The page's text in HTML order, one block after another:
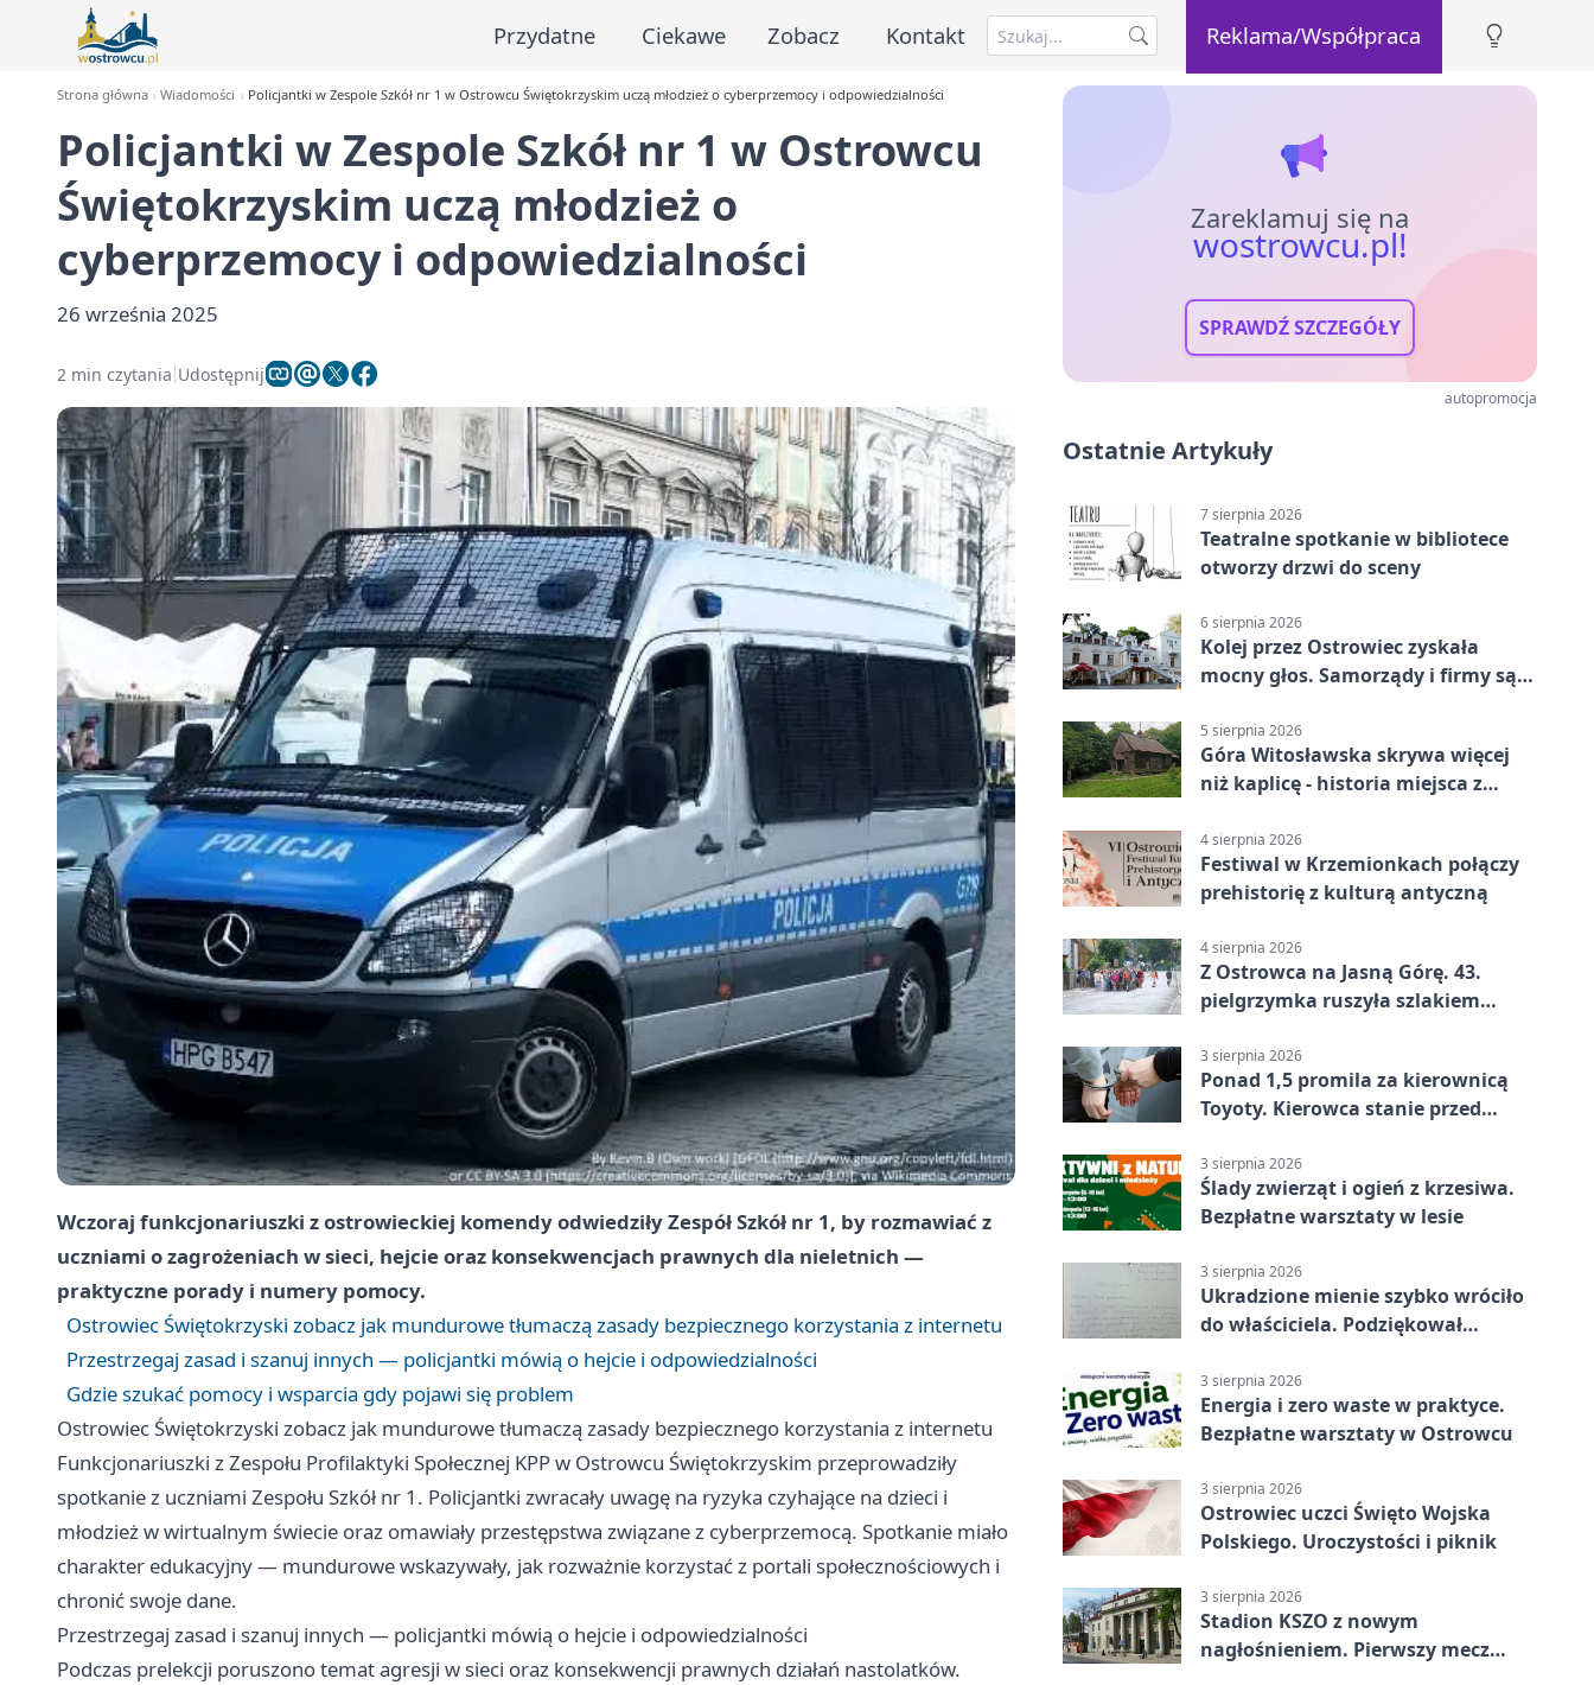
Przydatne Ciekawe Zobacz Kontakt Reklama/Współpraca
Strona główna Wiadomości Policjantki w Zespole Szkół nr 1 w Ostrowcu Świętokrzyskim uczą młodzież o cyberprzemocy i odpowiedzialności
Policjantki w Zespole Szkół nr 1 w Ostrowcu
Świętokrzyskim uczą młodzież o
cyberprzemocy i odpowiedzialności
26 września 2025
2 min czytania Udostępnij
Wczoraj funkcjonariuszki z ostrowieckiej komendy odwiedziły Zespół Szkół nr 1, by rozmawiać z
uczniami o zagrożeniach w sieci, hejcie oraz konsekwencjach prawnych dla nieletnich —
praktyczne porady i numery pomocy.
Ostrowiec Świętokrzyski zobacz jak mundurowe tłumaczą zasady bezpiecznego korzystania z internetu
Przestrzegaj zasad i szanuj innych — policjantki mówią o hejcie i odpowiedzialności
Gdzie szukać pomocy i wsparcia gdy pojawi się problem
Ostrowiec Świętokrzyski zobacz jak mundurowe tłumaczą zasady bezpiecznego korzystania z internetu
Funkcjonariuszki z Zespołu Profilaktyki Społecznej KPP w Ostrowcu Świętokrzyskim przeprowadziły
spotkanie z uczniami Zespołu Szkół nr 1. Policjantki zwracały uwagę na ryzyka czyhające na dzieci i
młodzież w wirtualnym świecie oraz omawiały przestępstwa związane z cyberprzemocą. Spotkanie miało
charakter edukacyjny — mundurowe wskazywały, jak rozważnie korzystać z portali społecznościowych i
chronić swoje dane.
Przestrzegaj zasad i szanuj innych — policjantki mówią o hejcie i odpowiedzialności
Podczas prelekcji poruszono temat agresji w sieci oraz konsekwencji prawnych działań nastolatków.
Zareklamuj się na
wostrowcu.pl!
SPRAWDŹ SZCZEGÓŁY
autopromocja
Ostatnie Artykuły
7 sierpnia 2026
Teatralne spotkanie w bibliotece
otworzy drzwi do sceny
6 sierpnia 2026
Kolej przez Ostrowiec zyskała
mocny głos. Samorządy i firmy są
5 sierpnia 2026
Góra Witosławska skrywa więcej
niż kaplicę - historia miejsca z
4 sierpnia 2026
Festiwal w Krzemionkach połączy
prehistorię z kulturą antyczną
4 sierpnia 2026
Z Ostrowca na Jasną Górę. 43.
pielgrzymka ruszyła szlakiem
3 sierpnia 2026
Ponad 1,5 promila za kierownicą
Toyoty. Kierowca stanie przed
3 sierpnia 2026
Ślady zwierząt i ogień z krzesiwa.
Bezpłatne warsztaty w lesie
3 sierpnia 2026
Ukradzione mienie szybko wróciło
do właściciela. Podziękował
3 sierpnia 2026
Energia i zero waste w praktyce.
Bezpłatne warsztaty w Ostrowcu
3 sierpnia 2026
Ostrowiec uczci Święto Wojska
Polskiego. Uroczystości i piknik
3 sierpnia 2026
Stadion KSZO z nowym
nagłośnieniem. Pierwszy mecz